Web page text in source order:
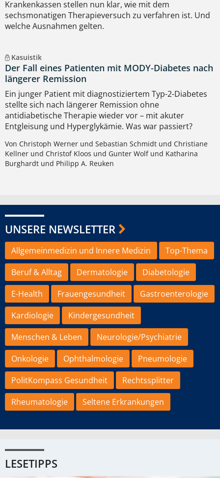
Krankenkassen stellen nun klar, wie mit dem
sechsmonatigen Therapieversuch zu verfahren ist. Und
welche Ausnahmen gelten.
Kasuistik
Der Fall eines Patienten mit MODY-Diabetes nach
längerer Remission
Ein junger Patient mit diagnostiziertem Typ-2-Diabetes
stellte sich nach längerer Remission ohne
antidiabetische Therapie wieder vor – mit akuter
Entgleisung und Hyperglykämie. Was war passiert?
Von Christoph Werner und Sebastian Schmidt und Christiane
Kellner und Christof Kloos und Gunter Wolf und Katharina
Burghardt und Philipp A. Reuken
UNSERE NEWSLETTER
Allgemeinmedizin und Innere Medizin
Top-Thema
Beruf & Alltag
Dermatologie
Diabetologie
E-Health
Frauengesundheit
Gastroenterologie
Kardiologie
Kindergesundheit
Menschen & Leben
Neurologie/Psychiatrie
Onkologie
Ophthalmologie
Pneumologie
PolitKompass Gesundheit
Rechtssplitter
Rheumatologie
Seltene Erkrankungen
LESETIPPS